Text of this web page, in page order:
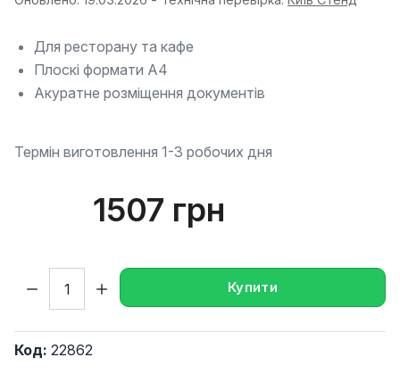
Для ресторану та кафе
Плоскі формати А4
Акуратне розміщення документів
Термін виготовлення 1-3 робочих дня
1507 грн
Купити
Код: 22862